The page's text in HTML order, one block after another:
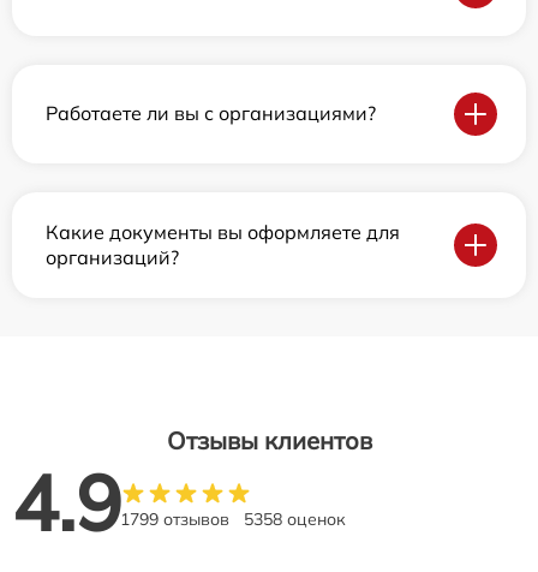
Работаете ли вы с организациями?
Какие документы вы оформляете для
организаций?
Отзывы клиентов
4.91799 отзывов 5358 оценок